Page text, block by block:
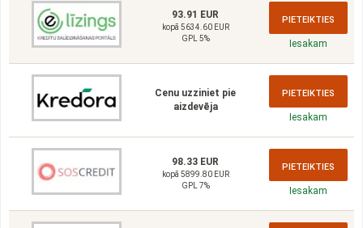
93.91 EUR
kopā 5634.60 EUR
GPL 5%
PIETEIKTIES
Iesakam
Cenu uzziniet pie
aizdevēja
PIETEIKTIES
Iesakam
98.33 EUR
kopā 5899.80 EUR
GPL 7%
PIETEIKTIES
Iesakam